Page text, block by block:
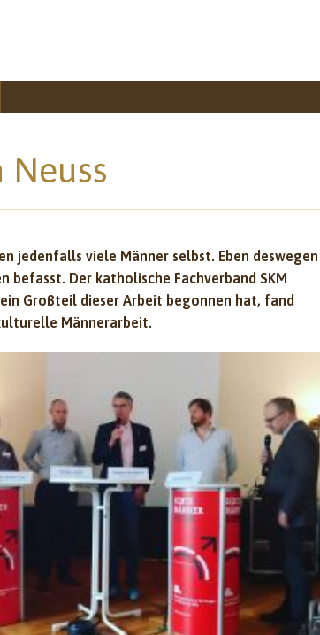
jedenfalls viele Männer selbst. Eben deswegen
befasst. Der katholische Fachverband SKM
Großteil dieser Arbeit begonnen hat, fand
Männerarbeit.